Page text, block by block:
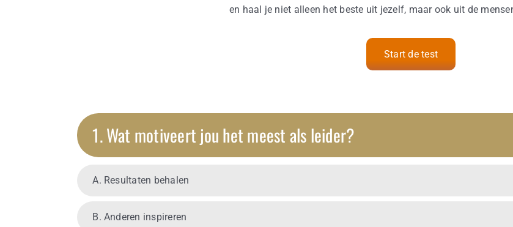
en haal je niet alleen het beste uit jezelf, maar ook uit de
Start de test
1. Wat motiveert jou het meest als leider?
A. Resultaten behalen
B. Anderen inspireren